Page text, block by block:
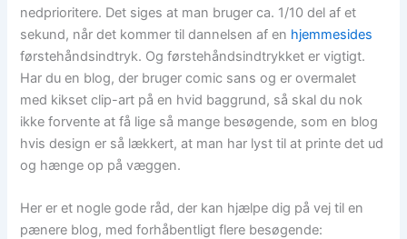
nedprioritere. Det siges at man bruger ca. 1/10 del af et
sekund, når det kommer til dannelsen af en hjemmesides
førstehåndsindtryk. Og førstehåndsindtrykket er vigtigt.
Har du en blog, der bruger comic sans og er overmalet
med kikset clip-art på en hvid baggrund, så skal du nok
ikke forvente at få lige så mange besøgende, som en blog
hvis design er så lækkert, at man har lyst til at printe det ud
og hænge op på væggen.
Her er et nogle gode råd, der kan hjælpe dig på vej til en
pænere blog, med forhåbentligt flere besøgende: